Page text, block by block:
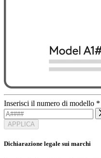
Inserisci il numero di modello *
APPLICA
Dichiarazione legale sui marchi